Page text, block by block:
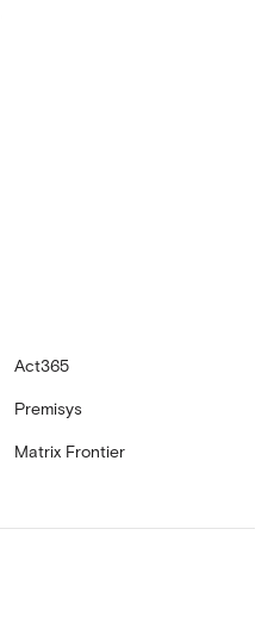
Act365
Premisys
Matrix Frontier